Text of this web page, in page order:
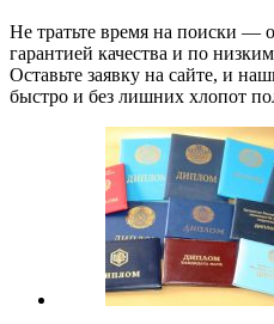
Не тратьте время на поиски —
гарантией качества и по
Оставьте заявку на сайте, и
быстро и без лишних хлопот